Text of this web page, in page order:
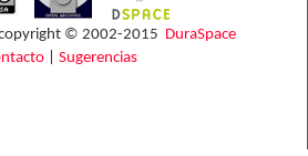
© 2002-2015 DuraSpace
| Sugerencias